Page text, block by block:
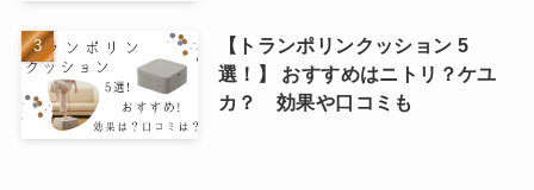
【トランポリンクッション 5
選！】 おすすめはニトリ？ケユ
カ？ 効果や口コミも